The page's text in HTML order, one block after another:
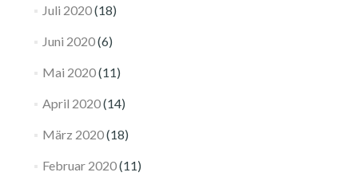
Juli 2020(18)
Juni 2020(6)
Mai 2020(11)
April 2020(14)
März 2020(18)
Februar 2020(11)